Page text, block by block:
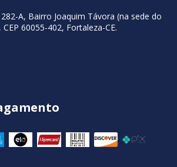
A, Bairro Joaquim Távora (na sede do
60055-402, Fortaleza-CE.